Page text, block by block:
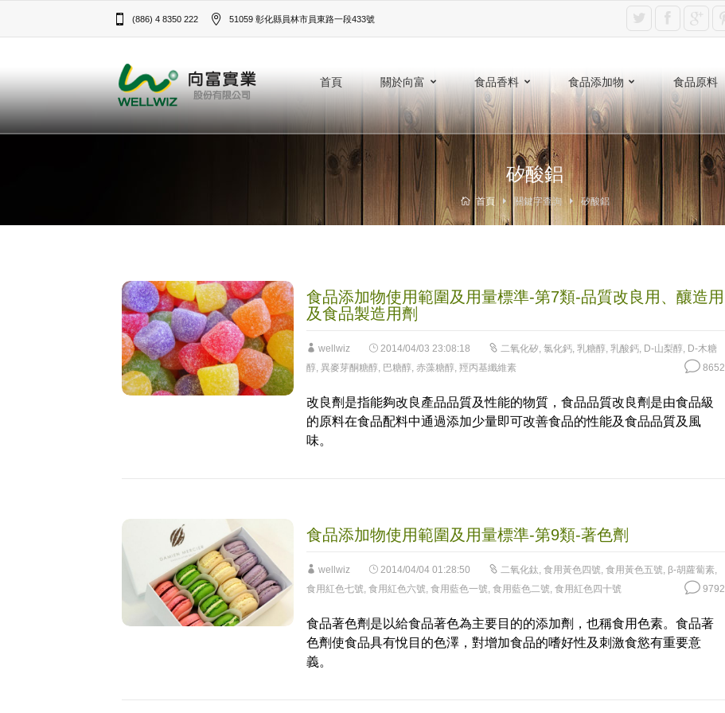
(886) 4 8350 222 51059 彰化縣員林市員東路一段433號‎
首頁 關於向富 食品香料 食品添加物 食品原料
矽酸鋁
首頁 關鍵字查詢 矽酸鋁
食品添加物使用範圍及用量標準-第7類-品質改良用、釀造用
及食品製造用劑
wellwiz 2014/04/03 23:08:18 二氧化矽, 氯化鈣, 乳糖醇, 乳酸鈣, D-山梨醇, D-木糖
醇, 異麥芽酮糖醇, 巴糖醇, 赤藻糖醇, 羥丙基纖維素 8652
改良劑是指能夠改良產品品質及性能的物質，食品品質改良劑是由食品級
的原料在食品配料中通過添加少量即可改善食品的性能及食品品質及風
味。
食品添加物使用範圍及用量標準-第9類-著色劑
wellwiz 2014/04/04 01:28:50 二氧化鈦, 食用黃色四號, 食用黃色五號, β-胡蘿蔔素,
食用紅色七號, 食用紅色六號, 食用藍色一號, 食用藍色二號, 食用紅色四十號 9792
食品著色劑是以給食品著色為主要目的的添加劑，也稱食用色素。食品著
色劑使食品具有悅目的色澤，對增加食品的嗜好性及刺激食慾有重要意
義。